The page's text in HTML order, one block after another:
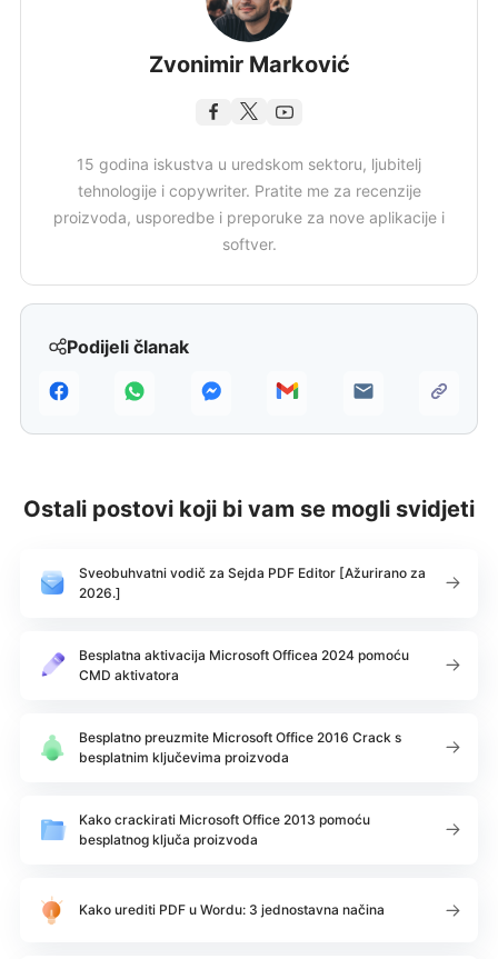
Podijeli članak
Zvonimir Marković
15 godina iskustva u uredskom sektoru, ljubitelj
tehnologije i copywriter. Pratite me za recenzije
proizvoda, usporedbe i preporuke za nove aplikacije i
softver.
Ostali postovi koji bi vam se mogli svidjeti
Sveobuhvatni vodič za Sejda PDF Editor [Ažurirano za
2026.]
Besplatna aktivacija Microsoft Officea 2024 pomoću
CMD aktivatora
Besplatno preuzmite Microsoft Office 2016 Crack s
besplatnim ključevima proizvoda
Kako crackirati Microsoft Office 2013 pomoću
besplatnog ključa proizvoda
Kako urediti PDF u Wordu: 3 jednostavna načina